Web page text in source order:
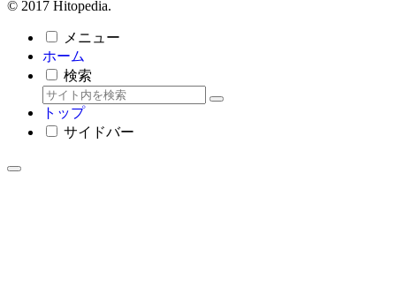
© 2017 Hitopedia.
メニュー
ホーム
検索
トップ
サイドバー